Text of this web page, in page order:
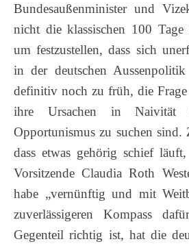
Bundesaußenminister und
nicht die klassischen 100 Tage
um festzustellen, dass sich
in der deutschen
definitiv noch zu früh, die
ihre Ursachen in Naivität
Opportunismus zu suchen sind.
dass etwas gehörig schief
Vorsitzende Claudia Roth
habe „vernünftig und mit
zuverlässigeren Kompass
Gegenteil richtig ist, hat die